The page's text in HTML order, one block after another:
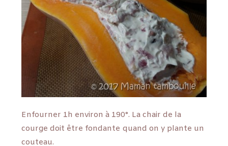
Enfourner 1h environ à 190°. La chair de la
courge doit être fondante quand on y plante un
couteau.